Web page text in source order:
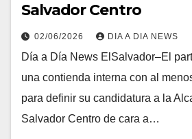
Salvador Centro
02/06/2026 DIA A DIA NEWS
Día a Día News ElSalvador–El
una contienda interna con al
para definir su candidatura a la
Salvador Centro de cara a…